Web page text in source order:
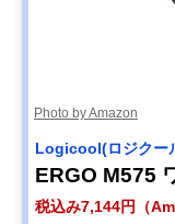
Photo by Amazon
Logicool(ロジクー
ERGO M575
税込み7,144円（